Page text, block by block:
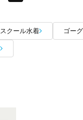
スクール水着 ゴー